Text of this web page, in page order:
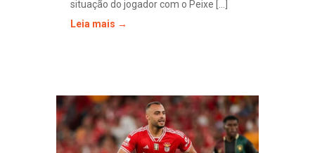
situação do jogador com o Peixe [...]
Leia mais →